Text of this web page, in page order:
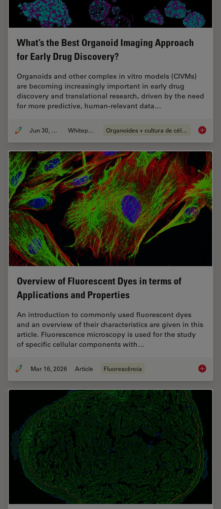
What’s the Best Organoid Imaging Approach
for Early Drug Discovery?
Organoids and other complex in vitro models (CIVMs)
are becoming increasingly important in early drug
discovery and translational research, driven by the need
for more predictive, human-relevant data…
Jun 30, 2026 Whitepaper Organoides + cultura de células 3D
Overview of Fluorescent Dyes in terms of
Applications and Properties
An introduction to commonly used fluorescent dyes
and an overview of their characteristics are given in this
article. Fluorescence microscopy is used for the study
of specific cellular components with…
Mar 16, 2026 Article Fluorescência